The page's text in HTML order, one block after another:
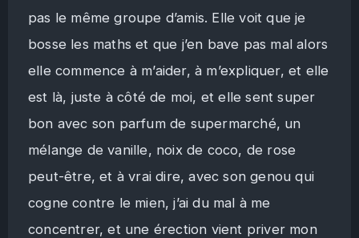
pas le même groupe d’amis. Elle voit que je
bosse les maths et que j’en bave pas mal alors
elle commence à m’aider, à m’expliquer, et elle
est là, juste à côté de moi, et elle sent super
bon avec son parfum de supermarché, un
mélange de vanille, noix de coco, de rose
peut-être, et à vrai dire, avec son genou qui
cogne contre le mien, j’ai du mal à me
concentrer, et une érection vient priver mon